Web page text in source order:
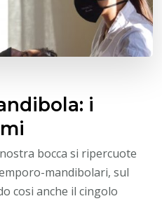
i
bocca si ripercuote
mandibolari, sul
cosi anche il cingolo